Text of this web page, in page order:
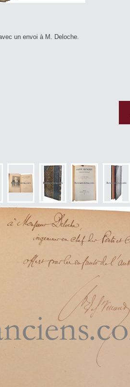
un envoi à M. Deloche.